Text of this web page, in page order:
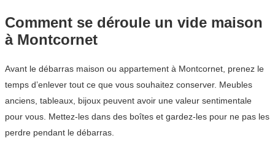
Comment se déroule un vide maison
à Montcornet
Avant le débarras maison ou appartement à Montcornet, prenez le
temps d’enlever tout ce que vous souhaitez conserver. Meubles
anciens, tableaux, bijoux peuvent avoir une valeur sentimentale
pour vous. Mettez-les dans des boîtes et gardez-les pour ne pas les
perdre pendant le débarras.